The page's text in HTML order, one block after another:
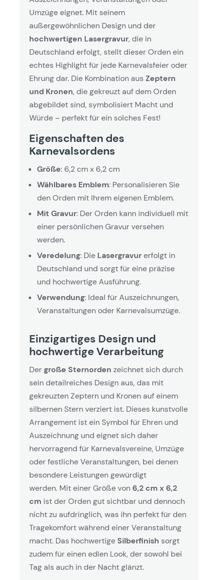
Umzüge eignet. Mit seinem
außergewöhnlichen Design und der
hochwertigen Lasergravur, die in
Deutschland erfolgt, stellt dieser Orden ein
echtes Highlight für jede Karnevalsfeier oder
Ehrung dar. Die Kombination aus Zeptern
und Kronen, die gekreuzt auf dem Orden
abgebildet sind, symbolisiert Macht und
Würde – perfekt für ein solches Fest!
Eigenschaften des
Karnevalsordens
Größe: 6,2 cm x 6,2 cm
Wählbares Emblem: Personalisieren Sie
den Orden mit Ihrem eigenen Emblem.
Mit Gravur: Der Orden kann individuell mit
einer persönlichen Gravur versehen
werden.
Veredelung: Die Lasergravurerfolgt in
Deutschland und sorgt für eine präzise
und hochwertige Ausführung.
Verwendung: Ideal für Auszeichnungen,
Veranstaltungen oder Karnevalsumzüge.
Einzigartiges Design und
hochwertige Verarbeitung
Dergroße Sternorden zeichnet sich durch
sein detailreiches Design aus, das mit
gekreuzten Zeptern und Kronen auf einem
silbernen Stern verziert ist. Dieses kunstvolle
Arrangement ist ein Symbol für Ehren und
Auszeichnung und eignet sich daher
hervorragend für Karnevalsvereine, Umzüge
oder festliche Veranstaltungen, bei denen
besondere Leistungen gewürdigt
werden. Mit einer Größe von6,2 cm x 6,2
cm ist der Orden gut sichtbar und dennoch
nicht zu aufdringlich, was ihn perfekt für den
Tragekomfort während einer Veranstaltung
macht. Das hochwertige Silberfinish sorgt
zudem für einen edlen Look, der sowohl bei
Tag als auch in der Nacht glänzt.